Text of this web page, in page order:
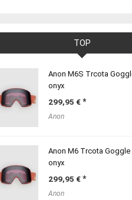
TOP
Anon M6S Trcota
onyx
299,95 €
Anon
Anon M6 Trcota Goggle
onyx
299,95 €
Anon